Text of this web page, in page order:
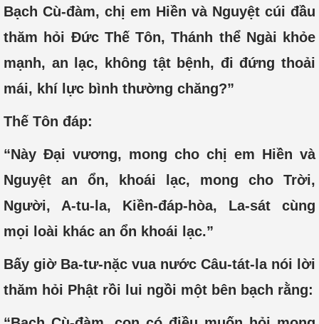
Bạch Cù-đàm, chị em Hiền và Nguyệt cúi đầu
thăm hỏi Đức Thế Tôn, Thánh thể Ngài khỏe
mạnh, an lạc, không tật bệnh, đi đứng thoải
mái, khí lực bình thường chăng?”
Thế Tôn đáp:
“Này Đại vương, mong cho chị em Hiền và
Nguyệt an ổn, khoái lạc, mong cho Trời,
Người, A-tu-la, Kiền-đáp-hòa, La-sát cùng
mọi loài khác an ổn khoái lạc.”
Bấy giờ Ba-tư-nặc vua nước Câu-tát-la nói lời
thăm hỏi Phật rồi lui ngồi một bên bạch rằng: